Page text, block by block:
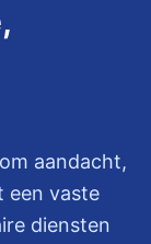
aandacht,
een vaste
diensten